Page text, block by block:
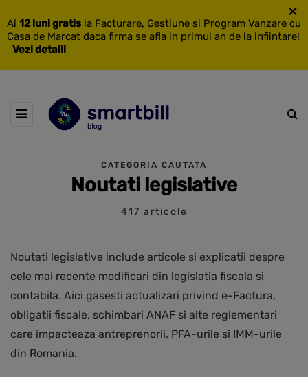
Ai 12 luni gratis la Facturare, Gestiune si Program Vanzare cu
Casa de Marcat daca firma se afla in primul an de la infiintare!
Vezi detalii
×
CATEGORIA CAUTATA
Noutati legislative
417 articole
Noutati legislative include articole si explicatii despre
cele mai recente modificari din legislatia fiscala si
contabila. Aici gasesti actualizari privind e-Factura,
obligatii fiscale, schimbari ANAF si alte reglementari
care impacteaza antreprenorii, PFA-urile si IMM-urile
din Romania.